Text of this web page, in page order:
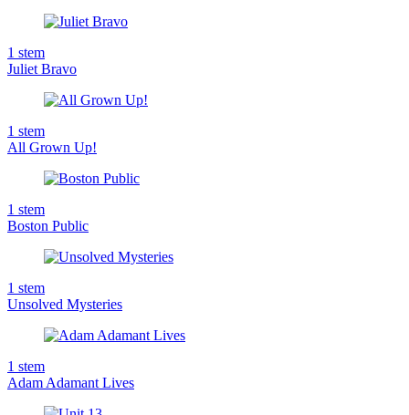
1 stem
Juliet Bravo
1 stem
All Grown Up!
1 stem
Boston Public
1 stem
Unsolved Mysteries
1 stem
Adam Adamant Lives